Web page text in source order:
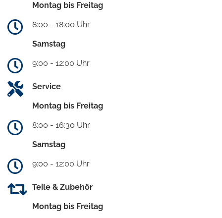
Montag bis Freitag
8:00 - 18:00 Uhr
Samstag
9:00 - 12:00 Uhr
Service
Montag bis Freitag
8:00 - 16:30 Uhr
Samstag
9:00 - 12:00 Uhr
Teile & Zubehör
Montag bis Freitag